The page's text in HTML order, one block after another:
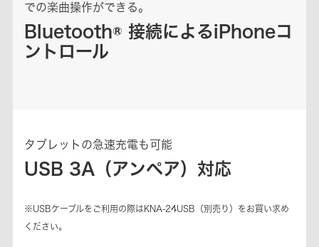
での楽曲操作ができる。
Bluetooth® 接続によるiPhoneコ
ントロール
タブレットの急速充電も可能
USB 3A（アンペア）対応
※USBケーブルをご利用の際はKNA-24USB（別売り）をお買い求め
ください。